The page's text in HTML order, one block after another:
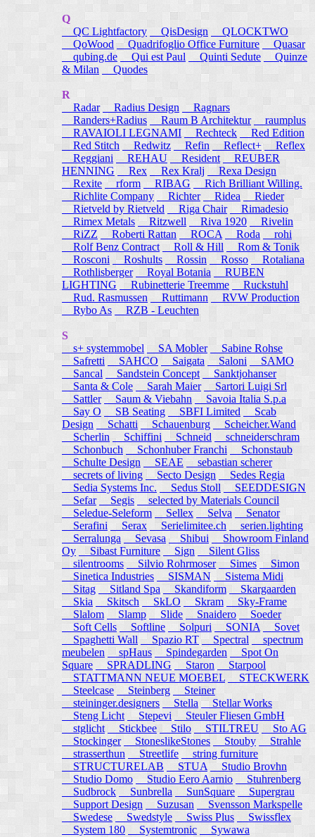
Q
QC Lightfactory
QisDesign
QLOCKTWO
QoWood Quadrifoglio Office Furniture
Quasar
qubing.de
Qui est Paul Quinti Sedute
Quinze
& Milan
Quodes
R
Radar
Radius Design
Ragnars
Randers+Radius
Raum B Architektur raumplus
RAVAIOLI LEGNAMI
Rechteck
Red Edition
Red Stitch
Redwitz Refin Reflect+
Reflex
Reggiani
REHAU Resident
REUBER
HENNING
Rex Rex Kralj
Rexa Design
Rexite
rform RIBAG
Rich Brilliant Willing.
Richlite Company
Richter Ridea
Rieder
Rietveld by Rietveld
Riga Chair
Rimadesio
Rimex Metals
Ritzwell Riva 1920
Rivelin
RiZZ
Roberti Rattan ROCA Roda
rohi
Rolf Benz Contract
Roll & Hill
Rom & Tonik
Rosconi Roshults Rossin Rosso
Rotaliana
Rothlisberger
Royal Botania
RUBEN
LIGHTING
Rubinetterie Treemme
Ruckstuhl
Rud. Rasmussen
Ruttimann
RVW Production
Rybo As
RZB - Leuchten
S
s+ systemmobel
SA Mobler
Sabine Rohse
Safretti
SAHCO Saigata Saloni
SAMO
Sancal
Sandstein Concept
Sanktjohanser
Santa & Cole
Sarah Maier
Sartori Luigi Srl
Sattler
Saum & Viebahn
Savoia Italia S.p.a
Say O
SB Seating SBFI Limited
Scab
Design
Schatti Schauenburg
Scheicher.Wand
Scherlin
Schiffini Schneid
schneiderschram
Schonbuch
Schonhuber Franchi
Schonstaub
Schulte Design
SEAE
sebastian scherer
secrets of living
Secto Design
Sedes Regia
Sedia Systems Inc.
Sedus Stoll
SEEDDESIGN
Sefar
Segis
selected by Materials Council
Seledue-Seleform
Sellex Selva
Senator
Serafini
Serax Serielimitee.ch
serien.lighting
Serralunga
Sevasa Shibui
Showroom Finland
Oy
Sibast Furniture Sign
Silent Gliss
silentrooms
Silvio Rohrmoser Simes Simon
Sinetica Industries
SISMAN
Sistema Midi
Sitag
Sitland Spa Skandiform
Skargaarden
Skia
Skitsch SkLO Skram
Sky-Frame
Slalom
Slamp Slide Snaidero
Soeder
Soft Cells
Softline Solpuri SONIA
Sovet
Spaghetti Wall
Spazio RT Spectral
spectrum
meubelen
spHaus Spindegarden
Spot On
Square
SPRADLING Staron
Starpool
STATTMANN NEUE MOEBEL
STECKWERK
Steelcase
Steinberg
Steiner
steininger.designers
Stella Stellar Works
Steng Licht
Stepevi
Steuler Fliesen GmbH
stglicht
Stickbee Stilo STILTREU
Sto AG
Stockinger
StoneslikeStones Stouby
Strahle
strasserthun
Streetlife
string furniture
STRUCTURELAB
STUA
Studio Brovhn
Studio Domo
Studio Eero Aarnio
Stuhrenberg
Sudbrock
Sunbrella SunSquare
Supergrau
Support Design
Suzusan
Svensson Markspelle
Swedese
Swedstyle Swiss Plus
Swissflex
System 180
Systemtronic Sywawa